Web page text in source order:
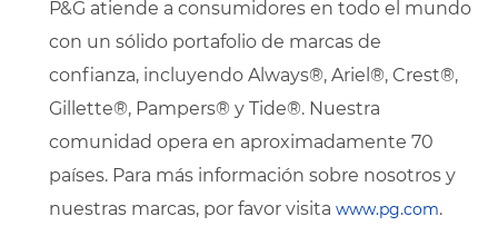
P&G atiende a consumidores en todo el mundo
con un sólido portafolio de marcas de
confianza, incluyendo Always®, Ariel®, Crest®,
Gillette®, Pampers® y Tide®. Nuestra
comunidad opera en aproximadamente 70
países. Para más información sobre nosotros y
nuestras marcas, por favor visita www.pg.com.